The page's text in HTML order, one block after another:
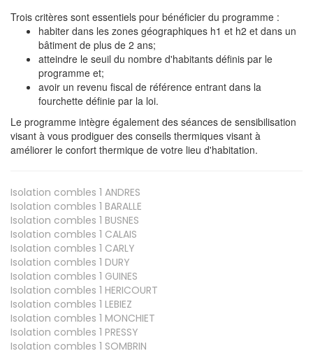
Trois critères sont essentiels pour bénéficier du programme :
habiter dans les zones géographiques h1 et h2 et dans un
bâtiment de plus de 2 ans;
atteindre le seuil du nombre d'habitants définis par le
programme et;
avoir un revenu fiscal de référence entrant dans la
fourchette définie par la loi.
Le programme intègre également des séances de sensibilisation
visant à vous prodiguer des conseils thermiques visant à
améliorer le confort thermique de votre lieu d'habitation.
Isolation combles 1 ANDRES
Isolation combles 1 BARALLE
Isolation combles 1 BUSNES
Isolation combles 1 CALAIS
Isolation combles 1 CARLY
Isolation combles 1 DURY
Isolation combles 1 GUINES
Isolation combles 1 HERICOURT
Isolation combles 1 LEBIEZ
Isolation combles 1 MONCHIET
Isolation combles 1 PRESSY
Isolation combles 1 SOMBRIN